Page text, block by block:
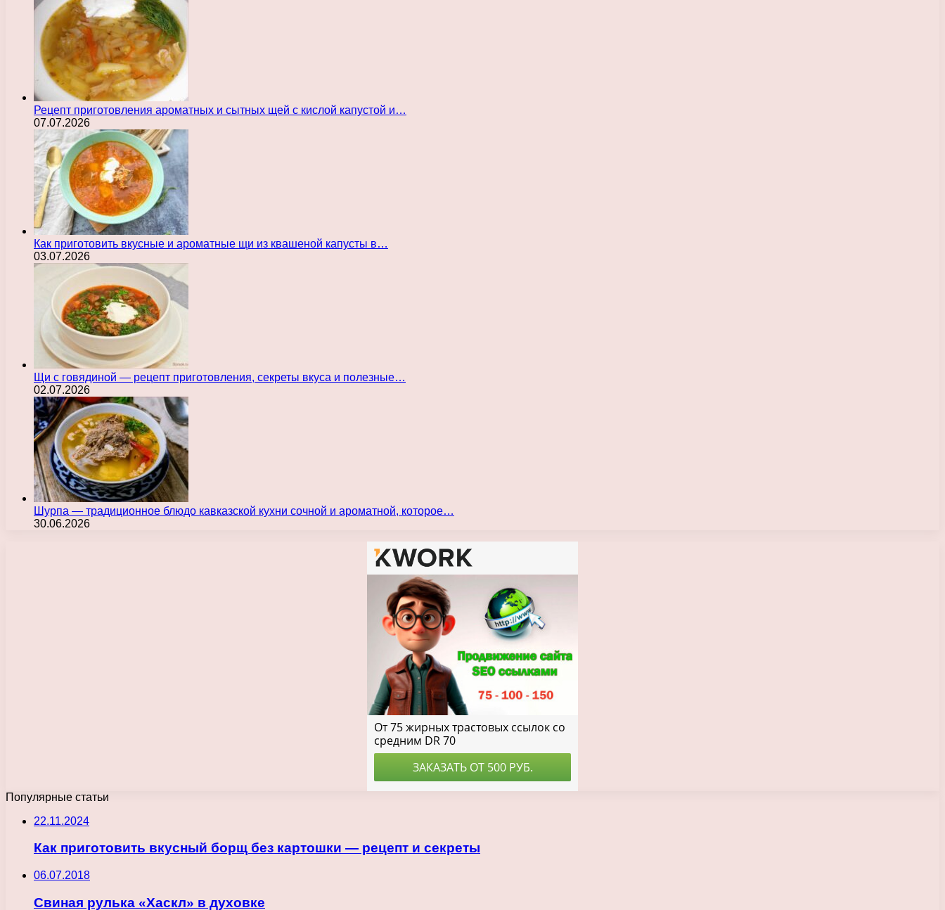
Рецепт приготовления ароматных и сытных щей с кислой капустой и…
07.07.2026
Как приготовить вкусные и ароматные щи из квашеной капусты в…
03.07.2026
Щи с говядиной — рецепт приготовления, секреты вкуса и полезные…
02.07.2026
Шурпа — традиционное блюдо кавказской кухни сочной и ароматной, которое…
30.06.2026
Популярные статьи
22.11.2024
Как приготовить вкусный борщ без картошки — рецепт и секреты
06.07.2018
Свиная рулька «Хаскл» в духовке